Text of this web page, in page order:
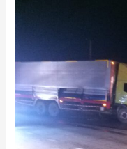
Mobil
08123220879